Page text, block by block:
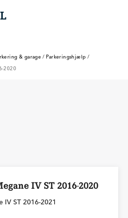
& garage / Parkeringshjælp /
2020
IV ST 2016-2020
IV ST 2016-2021